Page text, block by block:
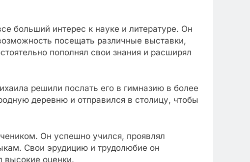
больший интерес к науке и литературе. Он
посещать различные выставки,
пополнял свои знания и расширял
решили послать его в гимназию в более
деревню и отправился в столицу, чтобы
Он успешно учился, проявлял
Свои эрудицию и трудолюбие он
высокие оценки.